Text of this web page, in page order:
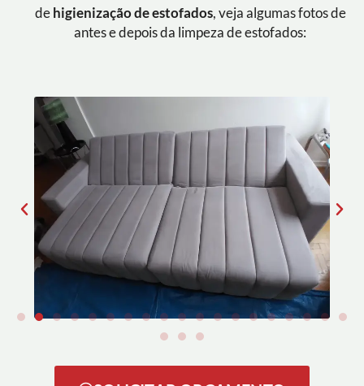
de higienização de estofados, veja algumas fotos de
antes e depois da limpeza de estofados: